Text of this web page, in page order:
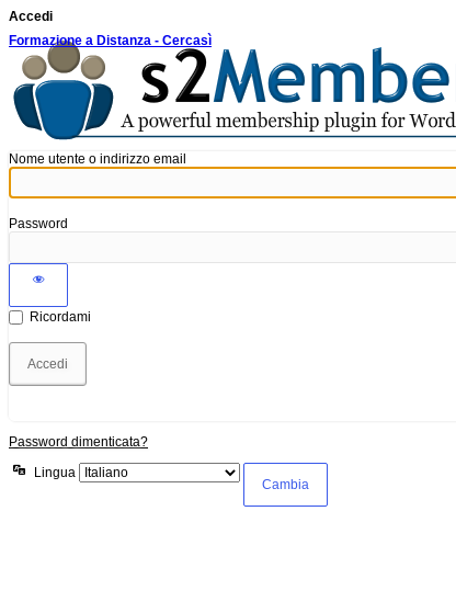
Accedi
Formazione a Distanza - Cercasì
Nome utente o indirizzo email
Password
Ricordami
Password dimenticata?
Lingua